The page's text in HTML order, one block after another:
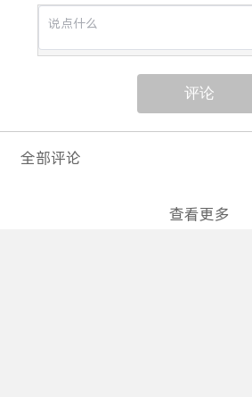
评论
全部评论
查看更多